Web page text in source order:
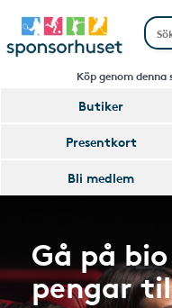
Köp genom
Butiker
Presentkort
Bli medlem
Gå på
pengar